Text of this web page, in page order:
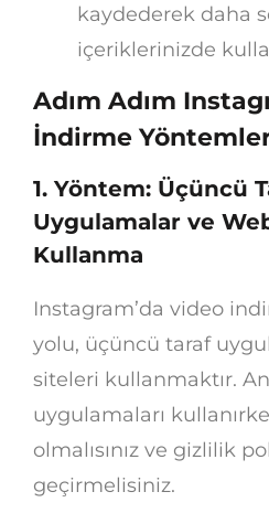
kaydederek daha
içeriklerinizde
Adım Adım
İndirme
1. Yöntem: Üçüncü
Uygulamalar ve
Kullanma
Instagram’da video
yolu, üçüncü taraf
siteleri kullanmaktır.
uygulamaları
olmalısınız ve gizlilik
geçirmelisiniz.